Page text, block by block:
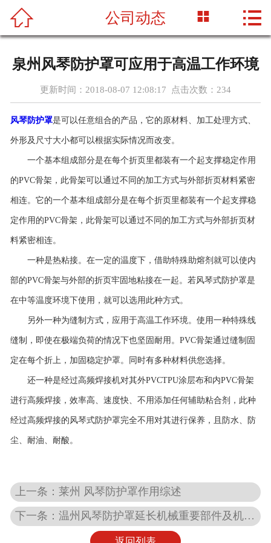
 首页
车间设备
联系我们
 公司动态  
泉州风琴防护罩可应用于高温工作环境
更新时间：2018-08-07 12:08:17 点击次数： 234
风琴防护罩是可以任意组合的产品，它的原材料、加工处理方式、
外形及尺寸大小都可以根据实际情况而改变。
一个基本组成部分是在每个折页里都装有一个起支撑稳定作用
的PVC骨架，此骨架可以通过不同的加工方式与外部折页材料紧密
相连。它的一个基本组成部分是在每个折页里都装有一个起支撑稳
定作用的PVC骨架，此骨架可以通过不同的加工方式与外部折页材
料紧密相连。
一种是热粘接。在一定的温度下，借助特殊助熔剂就可以使内
部的PVC骨架与外部的折页牢固地粘接在一起。若风琴式防护罩是
在中等温度环境下使用，就可以选用此种方式。
另外一种为缝制方式，应用于高温工作环境。使用一种特殊线
缝制，即使在极端负荷的情况下也坚固耐用。PVC骨架通过缝制固
定在每个折上，加固稳定护罩。同时有多种材料供您选择。
还一种是经过高频焊接机对其外PVCTPU涂层布和内PVC骨架
进行高频焊接，效率高、速度快、不用添加任何辅助粘合剂，此种
经过高频焊接的风琴式防护罩完全不用对其进行保养，且防水、防
尘、耐油、耐酸。
上一条：莱州 风琴防护罩作用综述
下一条：温州风琴防护罩延长机械重要部件及机械的使用寿命。